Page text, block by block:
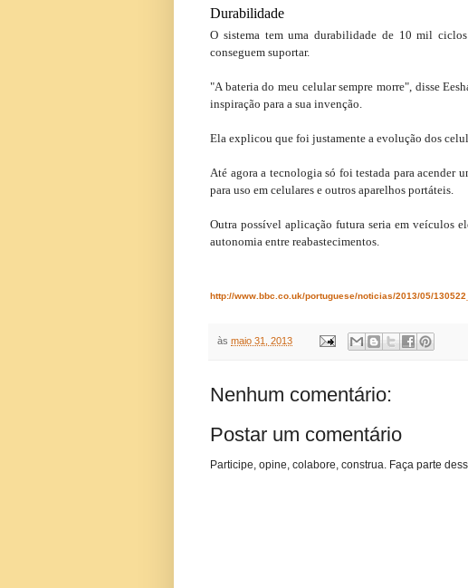
Durabilidade
O sistema tem uma durabilidade de 10 mil
conseguem suportar.
"A bateria do meu celular sempre morre", disse
inspiração para a sua invenção.
Ela explicou que foi justamente a evolução dos
Até agora a tecnologia só foi testada para acender
para uso em celulares e outros aparelhos portáteis.
Outra possível aplicação futura seria em veículos
autonomia entre reabastecimentos.
http://www.bbc.co.uk/portuguese/noticias/2013/05/
às maio 31, 2013
Nenhum comentário:
Postar um comentário
Participe, opine, colabore, construa. Faça parte